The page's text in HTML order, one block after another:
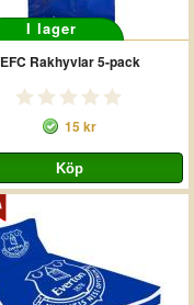
I lager
EFC Rakhyvlar 5-pack
15 kr